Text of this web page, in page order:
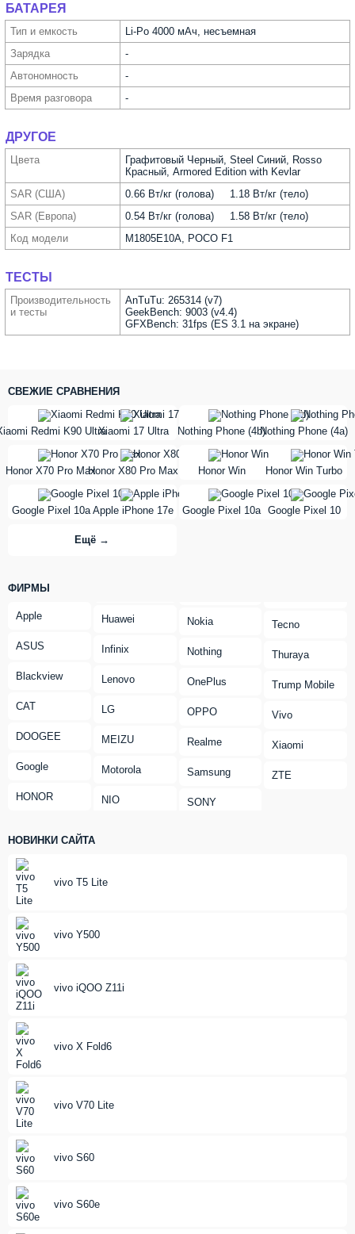
БАТАРЕЯ
Тип и емкость
Li-Po 4000 мАч, несъемная
Зарядка
-
Автоно­мность
-
Время разговора
-
ДРУГОЕ
Цвета
Графитовый Черный, Steel Синий, Rosso
Красный, Armored Edition with Kevlar
SAR (США)
0.66 Вт/кг (голова) 1.18 Вт/кг (тело)
SAR (Европа)
0.54 Вт/кг (голова) 1.58 Вт/кг (тело)
Код модели
M1805E10A, POCO F1
ТЕСТЫ
Производи­тельность
и тесты
AnTuTu: 265314 (v7)
GeekBench: 9003 (v4.4)
GFXBench: 31fps (ES 3.1 на экране)
СВЕЖИЕ СРАВНЕНИЯ
Redmi K90 Ultra
vs
Xiaomi 17 Ultra
Nothing Phone (4b)
vs
Nothing Phone (4a)
Honor X70 Pro Max
vs
Honor X80 Pro Max
Honor Win
vs
Honor Win Turbo
Google Pixel 10a
vs
Apple iPhone 17e
Google Pixel 10a
vs
Google Pixel 10
Ещё →
ФИРМЫ
Apple
ASUS
Blackview
CAT
DOOGEE
Google
HONOR
Huawei
Infinix
Lenovo
LG
MEIZU
Motorola
NIO
Nokia
Nothing
OnePlus
OPPO
Realme
Samsung
SONY
Tecno
Thuraya
Trump Mobile
Vivo
Xiaomi
ZTE
НОВИНКИ САЙТА
vivo T5 Lite
vivo Y500
vivo iQOO Z11i
vivo X Fold6
vivo V70 Lite
vivo S60
vivo S60e